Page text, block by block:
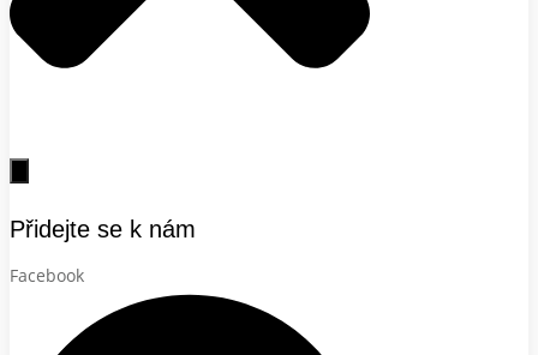
Přidejte se k nám
Facebook